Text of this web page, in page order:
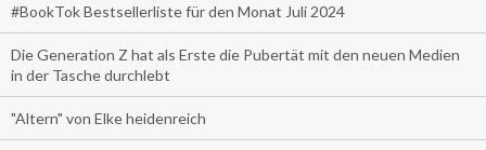
#BookTok Bestsellerliste für den Monat Juli 2024
Die Generation Z hat als Erste die Pubertät mit den neuen Medien
in der Tasche durchlebt
"Altern" von Elke heidenreich